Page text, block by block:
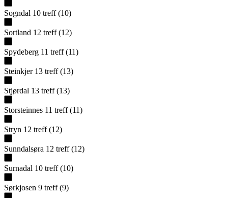
Sogndal 10 treff (10)
Sortland 12 treff (12)
Spydeberg 11 treff (11)
Steinkjer 13 treff (13)
Stjørdal 13 treff (13)
Storsteinnes 11 treff (11)
Stryn 12 treff (12)
Sunndalsøra 12 treff (12)
Surnadal 10 treff (10)
Sørkjosen 9 treff (9)